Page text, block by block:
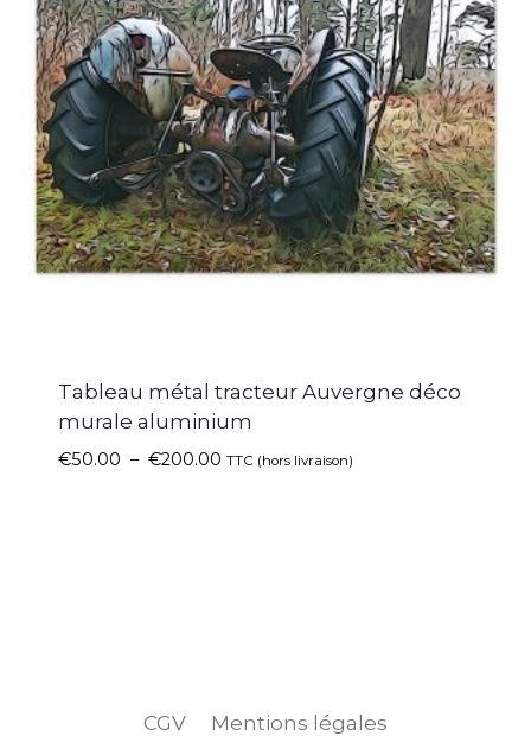
Tableau métal tracteur Auvergne déco
murale aluminium
€50.00 – €200.00 TTC (hors livraison)
CGV
Mentions légales